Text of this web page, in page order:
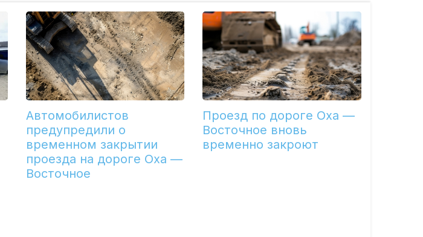
Автомобилистов
предупредили о
временном закрытии
проезда на дороге Оха —
Восточное
Проезд по дороге Оха —
Восточное вновь
временно закроют